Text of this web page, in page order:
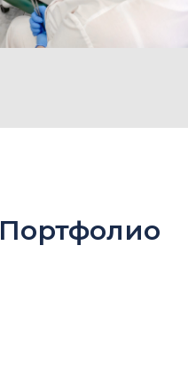
Портфолио